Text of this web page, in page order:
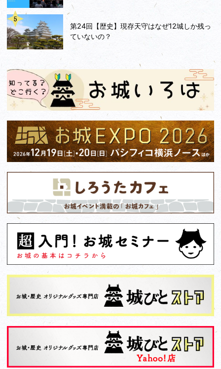
第24回【歴史】現存天守はなぜ12城しか残っ
ていないの？